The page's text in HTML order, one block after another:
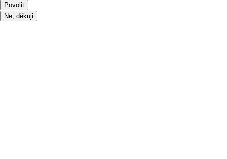
Povolit
Ne, děkuji